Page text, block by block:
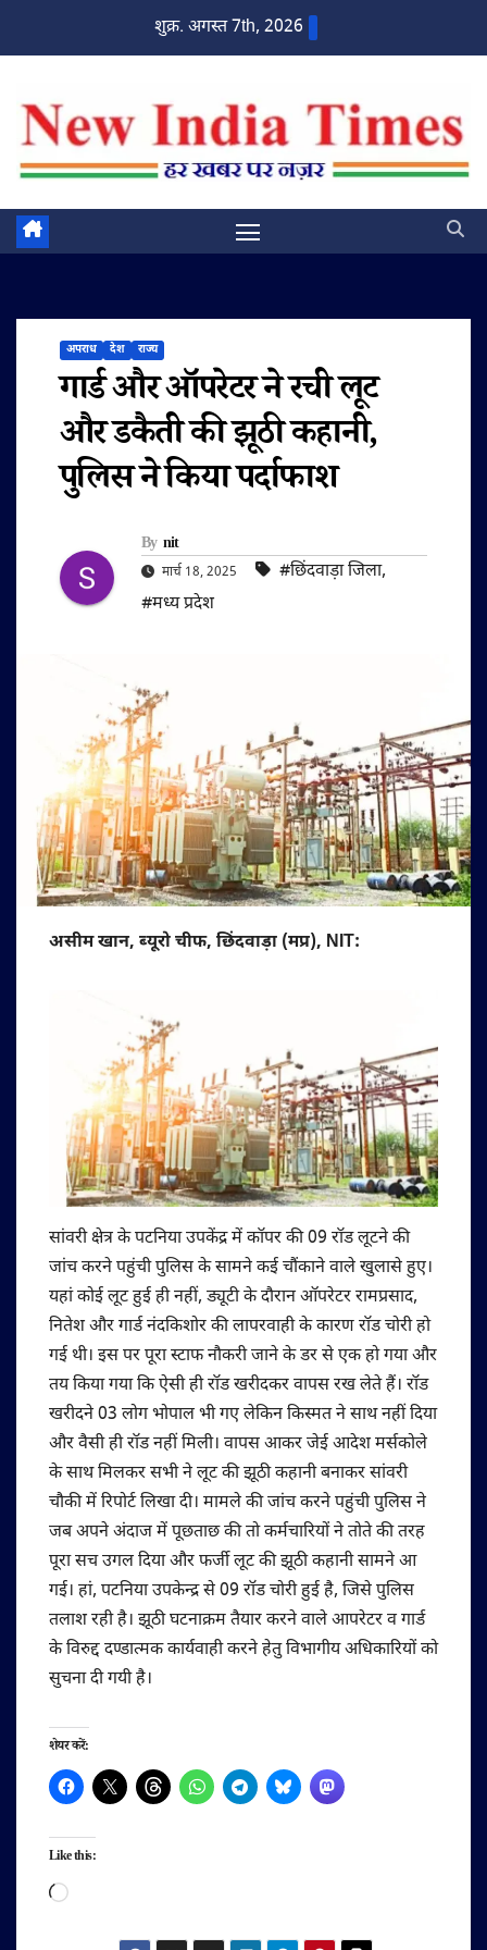
शुक्र. अगस्त 7th, 2026
अपराध देश राज्य
गार्ड और ऑपरेटर ने रची लूट
और डकैती की झूठी कहानी,
पुलिस ने किया पर्दाफाश
By nit
मार्च 18, 2025 #छिंदवाड़ा जिला,
#मध्य प्रदेश
असीम खान, ब्यूरो चीफ, छिंदवाड़ा (मप्र), NIT:
सांवरी क्षेत्र के पटनिया उपकेंद्र में कॉपर की 09 रॉड लूटने की
जांच करने पहुंची पुलिस के सामने कई चौंकाने वाले खुलासे हुए।
यहां कोई लूट हुई ही नहीं, ड्यूटी के दौरान ऑपरेटर रामप्रसाद,
नितेश और गार्ड नंदकिशोर की लापरवाही के कारण रॉड चोरी हो
गई थी। इस पर पूरा स्टाफ नौकरी जाने के डर से एक हो गया और
तय किया गया कि ऐसी ही रॉड खरीदकर वापस रख लेते हैं। रॉड
खरीदने 03 लोग भोपाल भी गए लेकिन किस्मत ने साथ नहीं दिया
और वैसी ही रॉड नहीं मिली। वापस आकर जेई आदेश मर्सकोले
के साथ मिलकर सभी ने लूट की झूठी कहानी बनाकर सांवरी
चौकी में रिपोर्ट लिखा दी। मामले की जांच करने पहुंची पुलिस ने
जब अपने अंदाज में पूछताछ की तो कर्मचारियों ने तोते की तरह
पूरा सच उगल दिया और फर्जी लूट की झूठी कहानी सामने आ
गई। हां, पटनिया उपकेन्द्र से 09 रॉड चोरी हुई है, जिसे पुलिस
तलाश रही है। झूठी घटनाक्रम तैयार करने वाले आपरेटर व गार्ड
के विरुद्द दण्डात्मक कार्यवाही करने हेतु विभागीय अधिकारियों को
सुचना दी गयी है।
शेयर करें:
Like this:
Loading…